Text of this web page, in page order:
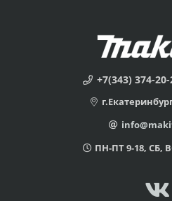
+7(343) 374-
ПН-ПТ 9-18, СБ,